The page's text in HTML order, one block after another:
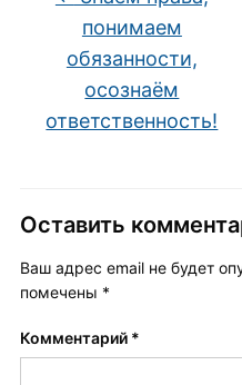
понимаем
обязанности,
осознаём
ответственность!
Оставить
Ваш адрес email не будет
помечены *
Комментарий *